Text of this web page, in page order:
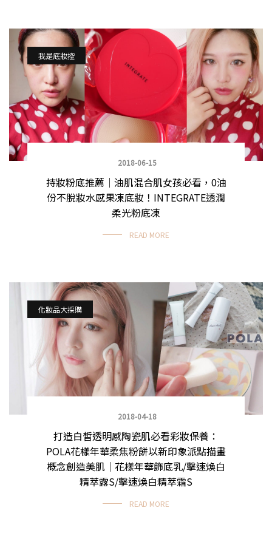
我是底妝控
2018-06-15
持妝粉底推薦｜油肌混合肌女孩必看，0油
份不脫妝水感果凍底妝！INTEGRATE透潤
柔光粉底凍
READ MORE
化妝品大採購
2018-04-18
打造白皙透明感陶瓷肌必看彩妝保養：
POLA花樣年華柔焦粉餅以新印象派點描畫
概念創造美肌｜花樣年華飾底乳/擊速煥白
精萃露S/擊速煥白精萃霜S
READ MORE